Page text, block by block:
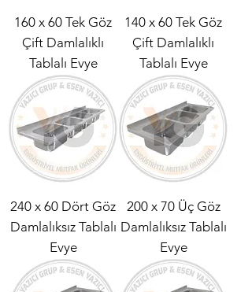
160 x 60 Tek Göz
Çift Damlalıklı
Tablalı Evye
140 x 60 Tek Göz
Çift Damlalıklı
Tablalı Evye
240 x 60 Dört Göz
Damlalıksız Tablalı
Evye
200 x 70 Üç Göz
Damlalıksız Tablalı
Evye